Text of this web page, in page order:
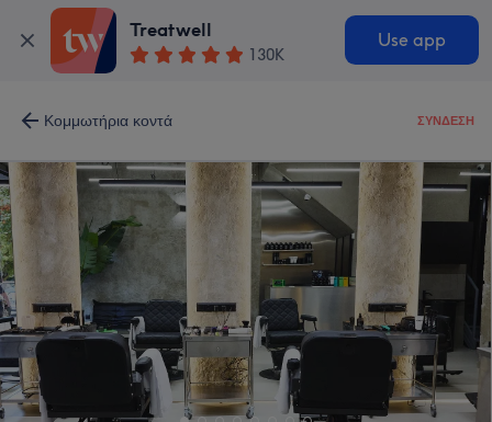
Treatwell
130K
Use app
Κομμωτήρια κοντά ΣΎΝΔΕΣΗ